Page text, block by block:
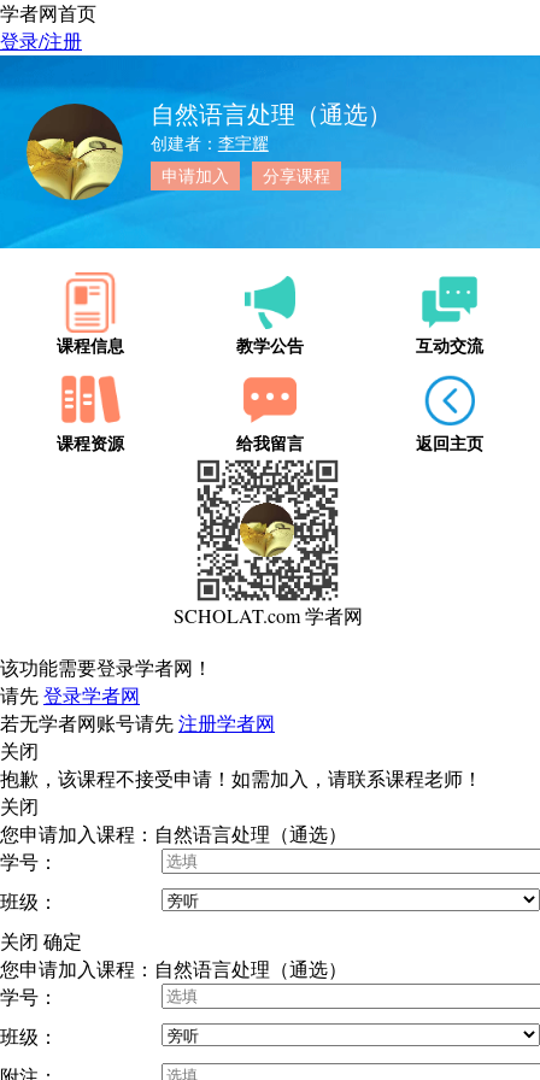
学者网首页
登录/注册
自然语言处理（通选）
创建者： 李宇耀
申请加入
分享课程
课程信息 教学公告 互动交流
课程资源 给我留言 返回主页
SCHOLAT.com 学者网
该功能需要登录学者网！
请先登录学者网
若无学者网账号请先注册学者网
关闭
抱歉，该课程不接受申请！如需加入，请联系课程老师！
关闭
您申请加入课程：自然语言处理（通选）
学号：
班级：
关闭 确定
您申请加入课程：自然语言处理（通选）
学号：
班级：